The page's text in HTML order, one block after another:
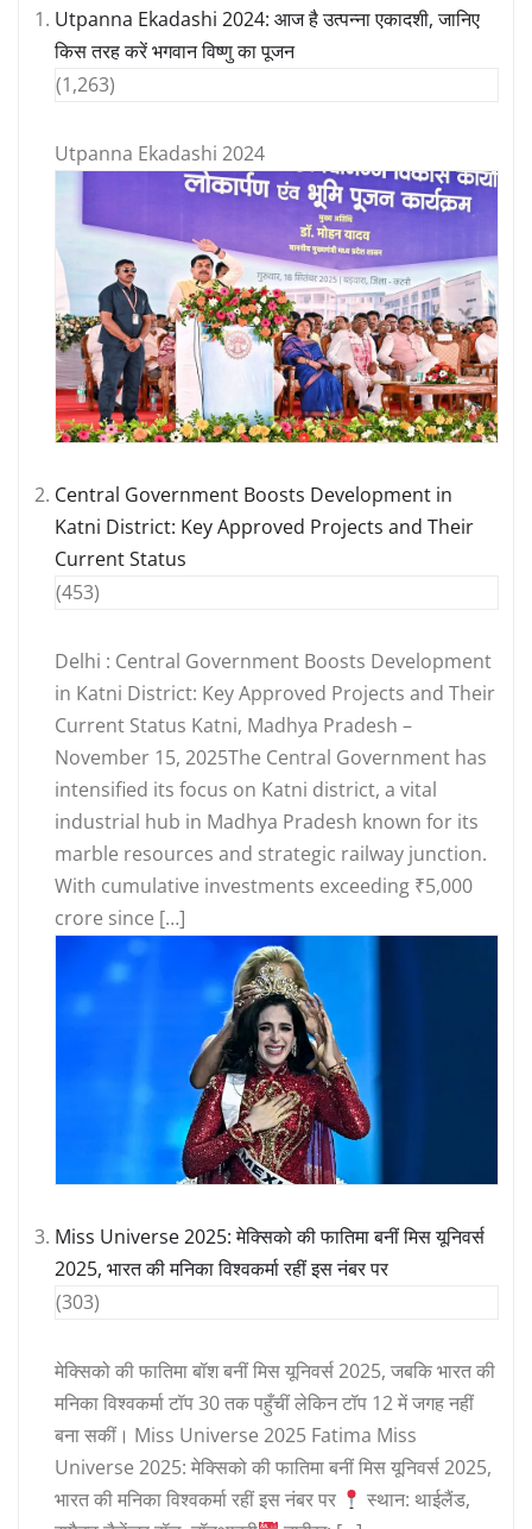
Utpanna Ekadashi 2024: आज है उत्पन्ना एकादशी, जानिए
किस तरह करें भगवान विष्णु का पूजन
(1,263)
Utpanna Ekadashi 2024
Central Government Boosts Development in
Katni District: Key Approved Projects and Their
Current Status
(453)
Delhi : Central Government Boosts Development
in Katni District: Key Approved Projects and Their
Current Status Katni, Madhya Pradesh –
November 15, 2025The Central Government has
intensified its focus on Katni district, a vital
industrial hub in Madhya Pradesh known for its
marble resources and strategic railway junction.
With cumulative investments exceeding ₹5,000
crore since […]
Miss Universe 2025: मेक्सिको की फातिमा बनीं मिस यूनिवर्स
2025, भारत की मनिका विश्वकर्मा रहीं इस नंबर पर
(303)
मेक्सिको की फातिमा बॉश बनीं मिस यूनिवर्स 2025, जबकि भारत की
मनिका विश्वकर्मा टॉप 30 तक पहुँचीं लेकिन टॉप 12 में जगह नहीं
बना सकीं। Miss Universe 2025 Fatima Miss
Universe 2025: मेक्सिको की फातिमा बनीं मिस यूनिवर्स 2025,
भारत की मनिका विश्वकर्मा रहीं इस नंबर पर
स्थान: थाईलैंड,